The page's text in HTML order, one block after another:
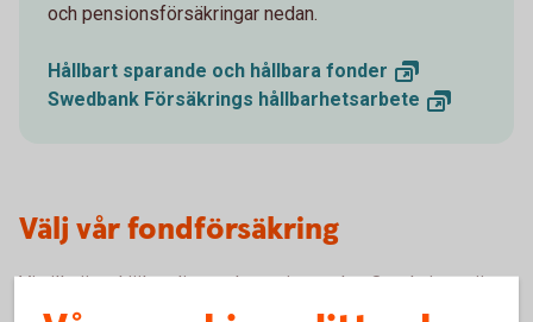
och pensionsförsäkringar nedan.
Hållbart sparande och hållbara fonder
Swedbank Försäkrings hållbarhetsarbete
Välj vår fondförsäkring
Vi vill gärna hjälpa dig med pensionsvalet. Om du inte gör
ett val för din tjänstepension placeras pengarna i ett